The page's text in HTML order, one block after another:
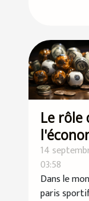
Le rôle
dans le
monde
paris
14
03:58
Dans le
paris